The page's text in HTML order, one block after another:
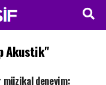
Akustik"
müzikal deneyim: